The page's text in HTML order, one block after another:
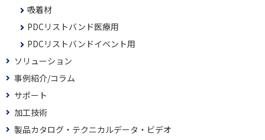
吸着材
PDCリストバンド医療用
PDCリストバンドイベント用
ソリューション
事例紹介/コラム
サポート
加工技術
製品カタログ・テクニカルデータ・ビデオ